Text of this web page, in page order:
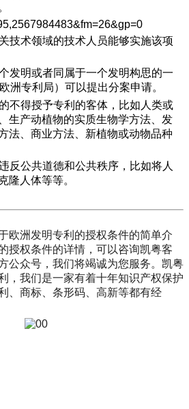
技术领域的技术人员能够实施该项
发明或者同属于一个发明构思的一
洲专利局）可以提出分案申请。
不得授予专利的客体，比如人类或
生产动植物的实质生物学方法、发
法、商业方法、新植物或动物品种
反公共道德和公共秩序，比如将人
隆人体等等。
欧洲发明专利的授权条件的简单介
授权条件的详情，可以咨询凯粤客
公众号，我们将竭诚为您服务。凯粤
，我们是一家有着十年知识产权保护
、商标、条形码、高新等都有经